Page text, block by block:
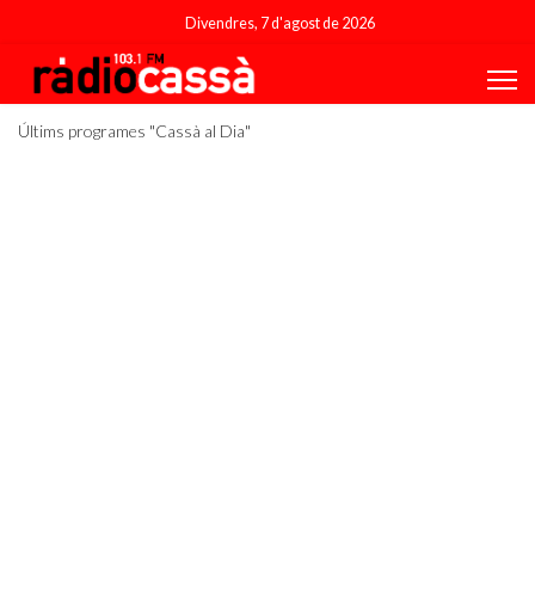
Divendres, 7 d'agost de 2026
Últims programes "Cassà al Dia"